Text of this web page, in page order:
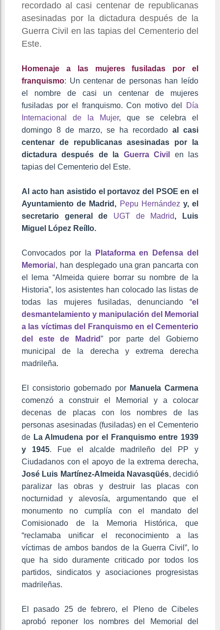
recordado al casi centenar de republicanas
asesinadas por la dictadura después de la
Guerra Civil en las tapias del Cementerio del
Este.
Homenaje a las mujeres fusiladas por el
franquismo: Un centenar de personas han leído
el nombre de casi un centenar de mujeres
fusiladas por el franquismo. Con motivo del
Día
Internacional de la Mujer, que se celebra el
domingo 8 de marzo, se ha recordado al casi
centenar de republicanas asesinadas por la
dictadura después de la Guerra Civil
en las
tapias del Cementerio del Este.
Al acto han asistido el portavoz del PSOE en el
Ayuntamiento de Madrid, Pepu Hernández y, el
secretario general de UGT de Madrid, Luis
Miguel López Reíllo.
Convocados por la
Plataforma en Defensa del
Memoria , han desplegado una gran pancarta con
el lema “Almeida quiere borrar su nombre de la
Historia”, los asistentes han colocado las listas de
todas las mujeres fusiladas, denunciando “el
desmantelamiento y manipulación del Memorial
a las víctimas del Franquismo en el Cementerio
del este de Madrid” por parte del Gobierno
municipal de la derecha y extrema derecha
madrileña.
El consistorio gobernado por Manuela Carmena
comenzó a construir el Memorial y a colocar
decenas de placas con los nombres de las
personas asesinadas (fusiladas) en el Cementerio
de La Almudena por el Franquismo entre 1939
y 1945. Fue el alcalde madrileño del PP y
Ciudadanos con el apoyo de la extrema derecha,
José Luis Martínez-Almeida Navasqüés, decidió
paralizar las obras y destruir las placas con
nocturnidad y alevosía, argumentando que el
monumento no cumplía con el mandato del
Comisionado de la Memoria Histórica, que
“reclamaba unificar el reconocimiento a las
víctimas de ambos bandos de la Guerra Civil”, lo
que ha sido duramente criticado por todos los
partidos, sindicatos y asociaciones progresistas
madrileñas.
El pasado 25 de febrero, el Pleno de Cibeles
aprobó reponer los nombres del Memorial del